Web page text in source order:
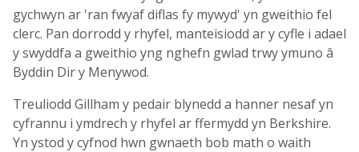
gychwyn ar 'ran fwyaf diflas fy mywyd' yn gweithio fel
clerc. Pan dorrodd y rhyfel, manteisiodd ar y cyfle i adael
y swyddfa a gweithio yng nghefn gwlad trwy ymuno â
Byddin Dir y Menywod.
Treuliodd Gillham y pedair blynedd a hanner nesaf yn
cyfrannu i ymdrech y rhyfel ar ffermydd yn Berkshire.
Yn ystod y cyfnod hwn gwnaeth bob math o waith